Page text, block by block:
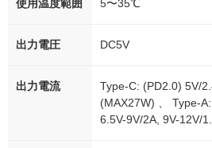
使用温度範囲 5〜35℃
出力電圧 DC5V
出力電流
Type-C: (PD2.0) 5V/
(MAX27W) 、 Type-
6.5V-9V/2A, 9V-12V/